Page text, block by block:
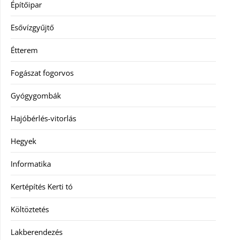
Építőipar
Esővízgyűjtő
Étterem
Fogászat fogorvos
Gyógygombák
Hajóbérlés-vitorlás
Hegyek
Informatika
Kertépítés Kerti tó
Költöztetés
Lakberendezés